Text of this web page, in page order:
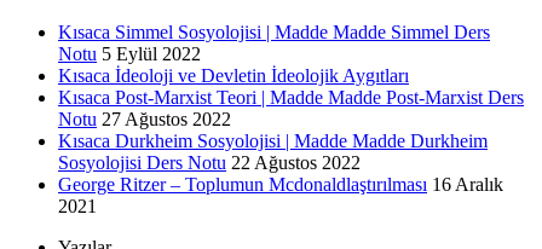
Kısaca Simmel Sosyolojisi | Madde Madde Simmel Ders
Notu 5 Eylül 2022
Kısaca İdeoloji ve Devletin İdeolojik Aygıtları
Kısaca Post-Marxist Teori | Madde Madde Post-Marxist Ders
Notu 27 Ağustos 2022
Kısaca Durkheim Sosyolojisi | Madde Madde Durkheim
Sosyolojisi Ders Notu 22 Ağustos 2022
George Ritzer – Toplumun Mcdonaldlaştırılması 16 Aralık
2021